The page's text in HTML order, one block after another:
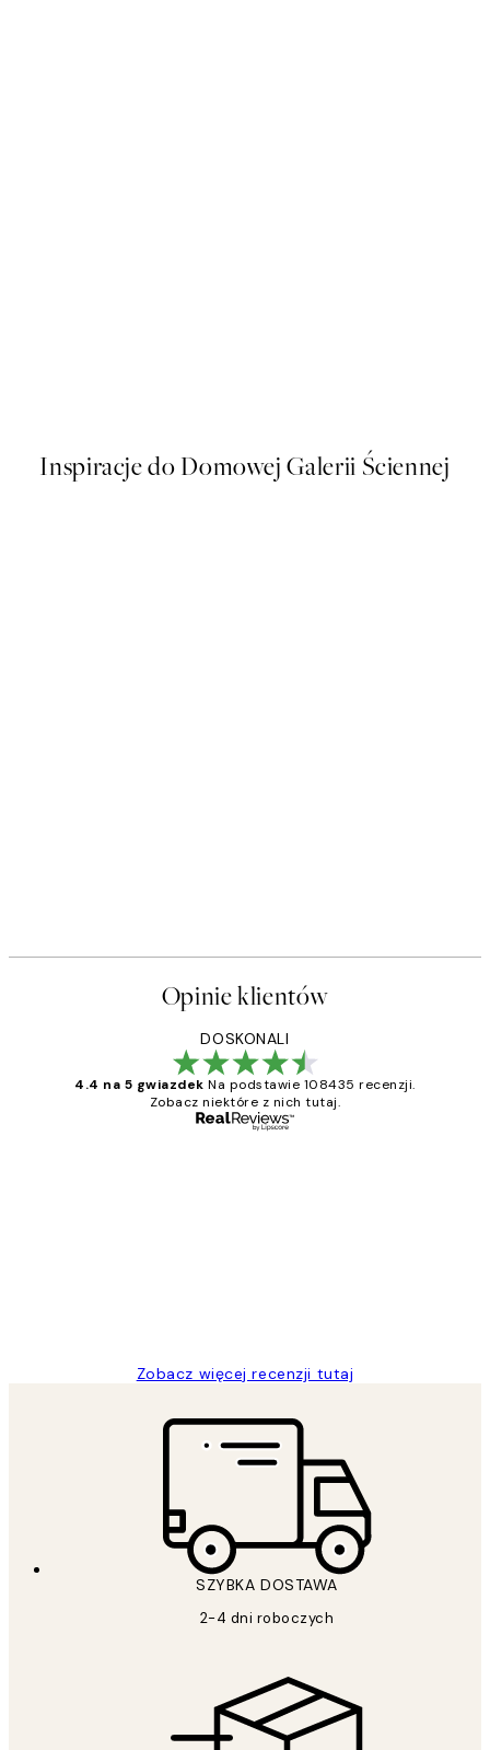
Inspiracje do Domowej Galerii Ściennej
Opinie klientów
DOSKONALI
4.4 na 5 gwiazdek Na podstawie 108435 recenzji.
Zobacz niektóre z nich tutaj.
Zobacz więcej recenzji tutaj
SZYBKA DOSTAWA
2-4 dni roboczych